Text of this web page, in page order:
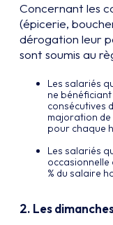
Concernant les
(épicerie,
dérogation leur
sont soumis au
Les salariés
ne
consécutives
majoration de
pour chaque
Les salariés
% du salaire
2. Les